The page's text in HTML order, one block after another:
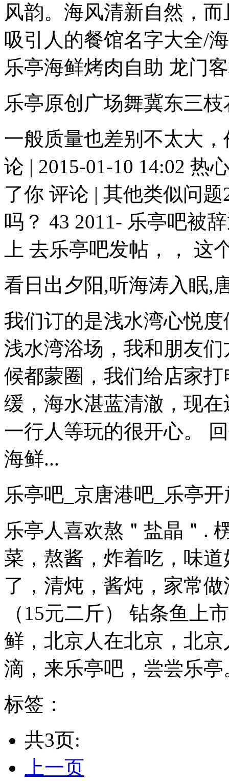
风韵。海风清新自然，
吸引人的餐馆名字大全/
乐亭海鲜烤肉自助 龙门
乐亭原创广场舞冀东三
一般质量也差别不太大
论 | 2015-01-10 14:02 热
了你 评论 | 其他类似问
吗？ 43 2011- 乐亭吧被
上 去乐亭吧发帖，， 这
看日出夕阳,听海涛入眠,
我们订的是浅水湾心悦
浅水湾浴场，我和朋友
候都蒙圈，我们给店家
缓，海水湛蓝清澈，现
一行人等玩的很开心。
海鲜...
乐亭吧_京唐港吧_乐亭
乐亭人喜欢熬＂盐晶＂.
菜，熬酱，炸着吃，味
了，清炖，酱炖，家常
（15元二斤） 钻条鱼上
鲜，北京人在北京，北
滴，来乐亭吧，尝尝乐
标签：
共3页:
上一页